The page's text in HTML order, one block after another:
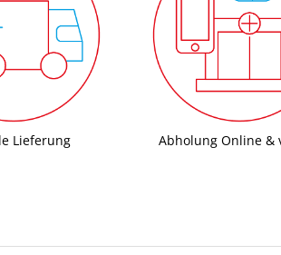
Lieferung Abholung Online &